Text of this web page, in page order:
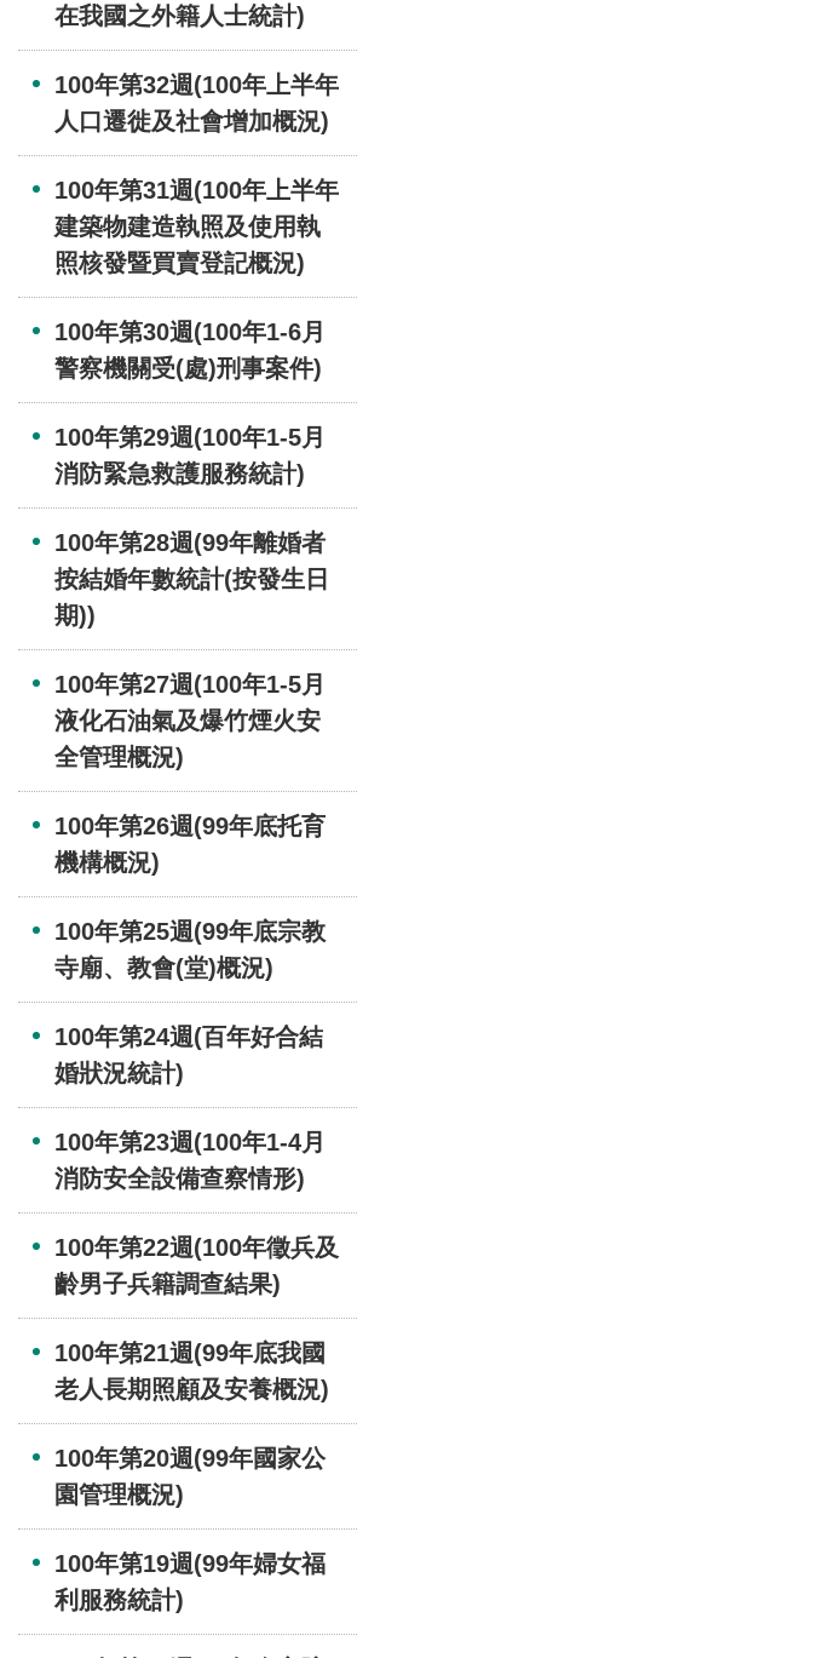
在我國之外籍人士統計)
100年第32週(100年上半年
人口遷徙及社會增加概況)
100年第31週(100年上半年
建築物建造執照及使用執
照核發暨買賣登記概況)
100年第30週(100年1-6月
警察機關受(處)刑事案件)
100年第29週(100年1-5月
消防緊急救護服務統計)
100年第28週(99年離婚者
按結婚年數統計(按發生日
期))
100年第27週(100年1-5月
液化石油氣及爆竹煙火安
全管理概況)
100年第26週(99年底托育
機構概況)
100年第25週(99年底宗教
寺廟、教會(堂)概況)
100年第24週(百年好合結
婚狀況統計)
100年第23週(100年1-4月
消防安全設備查察情形)
100年第22週(100年徵兵及
齡男子兵籍調查結果)
100年第21週(99年底我國
老人長期照顧及安養概況)
100年第20週(99年國家公
園管理概況)
100年第19週(99年婦女福
利服務統計)